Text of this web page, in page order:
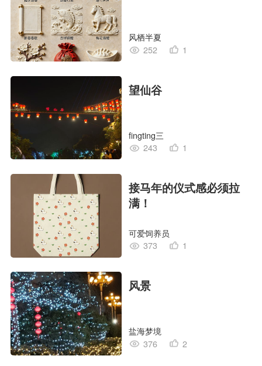
风栖半夏
252
1
望仙谷
fingting三
243
1
接马年的仪式感必须拉
满！
可爱饲养员
373
1
风景
盐海梦境
376
2